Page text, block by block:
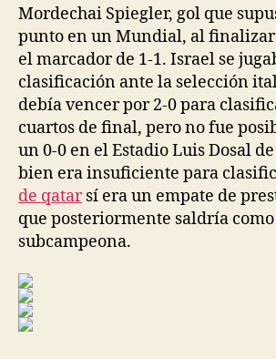
Mordechai Spiegler, gol que
punto en un Mundial, al
el marcador de 1-1. Israel se
clasificación ante la selección
debía vencer por 2-0 para
cuartos de final, pero no fue
un 0-0 en el Estadio Luis Dosal
bien era insuficiente para
de qatarsí era un empate de
que posteriormente saldría como
subcampeona.